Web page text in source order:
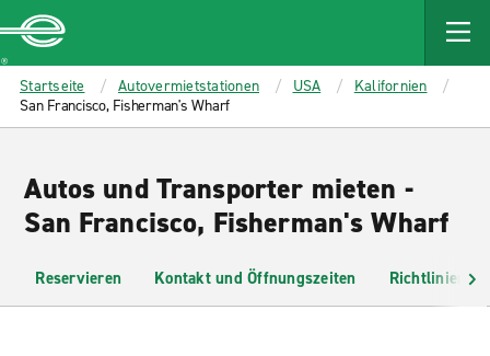
MAIN
CONTENT
Enterprise
Startseite Autovermietstationen USA
Kalifornien
San Francisco, Fisherman's Wharf
Autos und Transporter mieten -
San Francisco, Fisherman's Wharf
Reservieren Kontakt und Öffnungszeiten Richtlinien